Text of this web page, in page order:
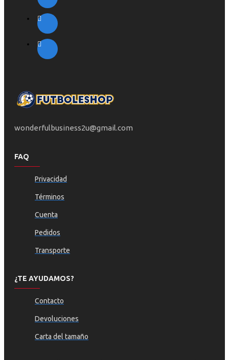
wonderfulbusiness2u@gmail.com
FAQ
Privacidad
Términos
Cuenta
Pedidos
Transporte
¿TE AYUDAMOS?
Contacto
Devoluciones
Carta del tamaño